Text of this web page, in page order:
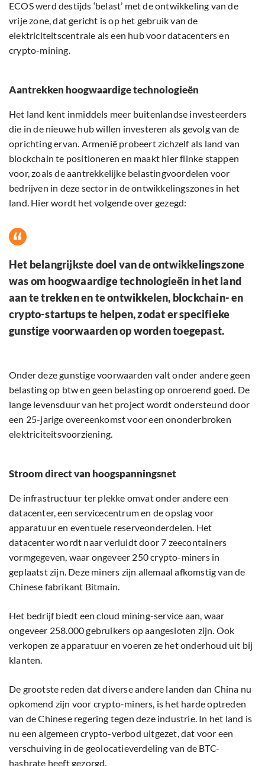
ECOS werd destijds ‘belast’ met de ontwikkeling van de
vrije zone, dat gericht is op het gebruik van de
elektriciteitscentrale als een hub voor datacenters en
crypto-mining.
Aantrekken hoogwaardige technologieën
Het land kent inmiddels meer buitenlandse investeerders
die in de nieuwe hub willen investeren als gevolg van de
oprichting ervan. Armenië probeert zichzelf als land van
blockchain te positioneren en maakt hier flinke stappen
voor, zoals de aantrekkelijke belastingvoordelen voor
bedrijven in deze sector in de ontwikkelingszones in het
land. Hier wordt het volgende over gezegd:
Het belangrijkste doel van de ontwikkelingszone
was om hoogwaardige technologieën in het land
aan te trekken en te ontwikkelen, blockchain- en
crypto-startups te helpen, zodat er specifieke
gunstige voorwaarden op worden toegepast.
Onder deze gunstige voorwaarden valt onder andere geen
belasting op btw en geen belasting op onroerend goed. De
lange levensduur van het project wordt ondersteund door
een 25-jarige overeenkomst voor een ononderbroken
elektriciteitsvoorziening.
Stroom direct van hoogspanningsnet
De infrastructuur ter plekke omvat onder andere een
datacenter, een servicecentrum en de opslag voor
apparatuur en eventuele reserveonderdelen. Het
datacenter wordt naar verluidt door 7 zeecontainers
vormgegeven, waar ongeveer 250 crypto-miners in
geplaatst zijn. Deze miners zijn allemaal afkomstig van de
Chinese fabrikant Bitmain.
Het bedrijf biedt een cloud mining-service aan, waar
ongeveer 258.000 gebruikers op aangesloten zijn. Ook
verkopen ze apparatuur en voeren ze het onderhoud uit bij
klanten.
De grootste reden dat diverse andere landen dan China nu
opkomend zijn voor crypto-miners, is het harde optreden
van de Chinese regering tegen deze industrie. In het land is
nu een algemeen crypto-verbod uitgezet, dat voor een
verschuiving in de geolocatieverdeling van de BTC-
hashrate heeft gezorgd.